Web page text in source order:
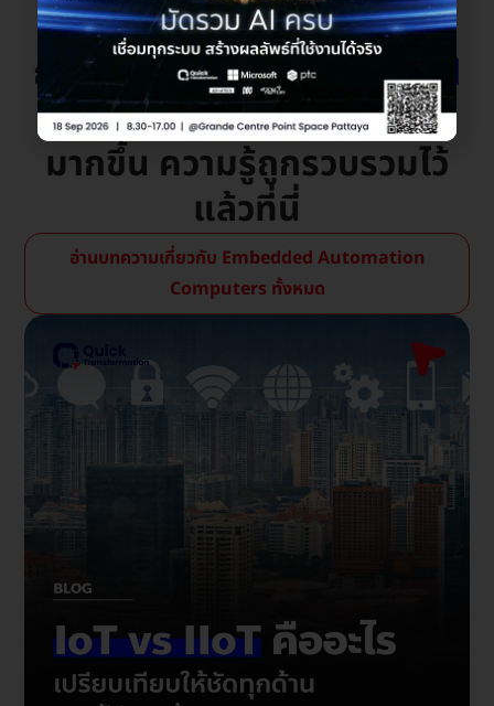
Resource
ถ้าคุณอยากรู้จักEmbedded
Automation Computers
มากขึ้น ความรู้ถูกรวบรวมไว้
แล้วที่นี่
อ่านบทความเกี่ยวกับ Embedded Automation
Computers ทั้งหมด